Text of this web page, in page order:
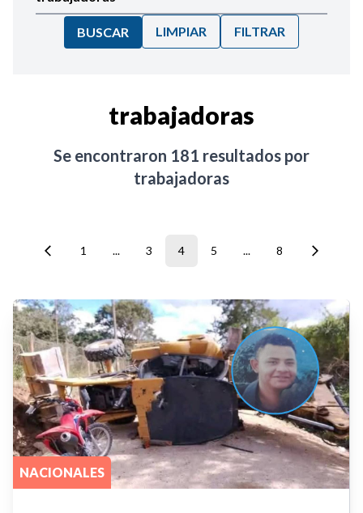
BUSCAR LIMPIAR FILTRAR
trabajadoras
Se encontraron 181 resultados por
trabajadoras
1 ... 3 4 5 ... 8
NACIONALES